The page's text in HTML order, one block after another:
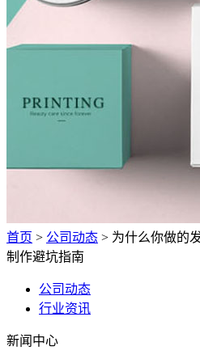
首页 > 公司动态 > 为什么你做的
制作避坑指南
公司动态
行业资讯
新闻中心